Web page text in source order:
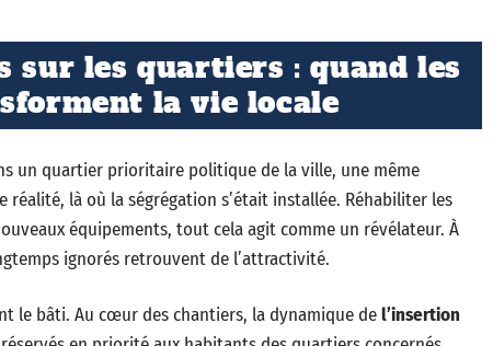
sur les quartiers : quand les
la vie locale
un quartier prioritaire politique de la ville, une même
réalité, là où la ségrégation s’était installée. Réhabiliter les
équipements, tout cela agit comme un révélateur. À
ignorés retrouvent de l’attractivité.
le bâti. Au cœur des chantiers, la dynamique del’insertion